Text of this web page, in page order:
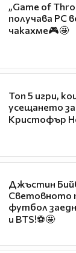
„Game of
получава PC
чакахме🎮🤩
Топ 5 игри,
усещането за
Кристофър
Джъстин
Световното
футбол
и BTS!⚽🤩